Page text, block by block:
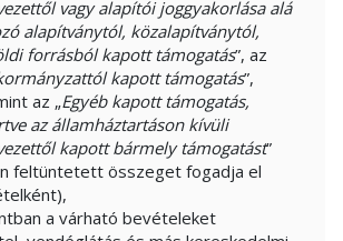
vagy alapítói joggyakorlása alá
alapítványtól, közalapítványtól,
forrásból kapott támogatás”, az
kapott támogatás”,
az „Egyéb kapott támogatás,
az államháztartáson kívüli
kapott bármely támogatást”
feltüntetett összeget fogadja el
a várható bevételeket